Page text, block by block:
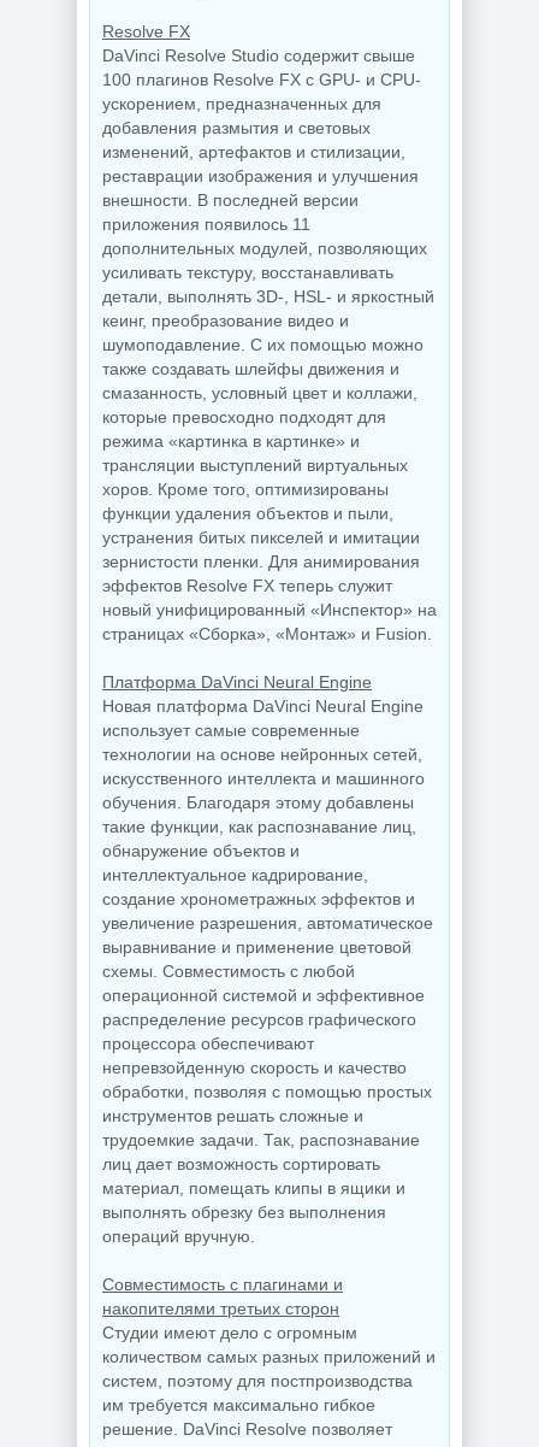
Resolve FX
DaVinci Resolve Studio содержит свыше
100 плагинов Resolve FX с GPU- и CPU-
ускорением, предназначенных для
добавления размытия и световых
изменений, артефактов и стилизации,
реставрации изображения и улучшения
внешности. В последней версии
приложения появилось 11
дополнительных модулей, позволяющих
усиливать текстуру, восстанавливать
детали, выполнять 3D-, HSL- и яркостный
кеинг, преобразование видео и
шумоподавление. С их помощью можно
также создавать шлейфы движения и
смазанность, условный цвет и коллажи,
которые превосходно подходят для
режима «картинка в картинке» и
трансляции выступлений виртуальных
хоров. Кроме того, оптимизированы
функции удаления объектов и пыли,
устранения битых пикселей и имитации
зернистости пленки. Для анимирования
эффектов Resolve FX теперь служит
новый унифицированный «Инспектор» на
страницах «Сборка», «Монтаж» и Fusion.
Платформа DaVinci Neural Engine
Новая платформа DaVinci Neural Engine
использует самые современные
технологии на основе нейронных сетей,
искусственного интеллекта и машинного
обучения. Благодаря этому добавлены
такие функции, как распознавание лиц,
обнаружение объектов и
интеллектуальное кадрирование,
создание хронометражных эффектов и
увеличение разрешения, автоматическое
выравнивание и применение цветовой
схемы. Совместимость с любой
операционной системой и эффективное
распределение ресурсов графического
процессора обеспечивают
непревзойденную скорость и качество
обработки, позволяя с помощью простых
инструментов решать сложные и
трудоемкие задачи. Так, распознавание
лиц дает возможность сортировать
материал, помещать клипы в ящики и
выполнять обрезку без выполнения
операций вручную.
Совместимость с плагинами и
накопителями третьих сторон
Студии имеют дело с огромным
количеством самых разных приложений и
систем, поэтому для постпроизводства
им требуется максимально гибкое
решение. DaVinci Resolve позволяет